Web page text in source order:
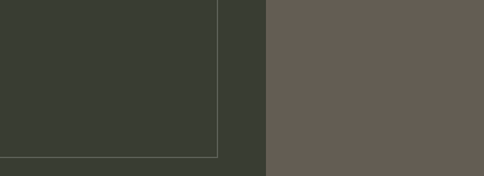
Gottry - Causa